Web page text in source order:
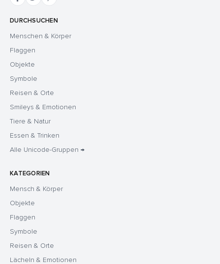
DURCHSUCHEN
Menschen & Körper
Flaggen
Objekte
Symbole
Reisen & Orte
Smileys & Emotionen
Tiere & Natur
Essen & Trinken
Alle Unicode-Gruppen →
KATEGORIEN
Mensch & Körper
Objekte
Flaggen
Symbole
Reisen & Orte
Lächeln & Emotionen